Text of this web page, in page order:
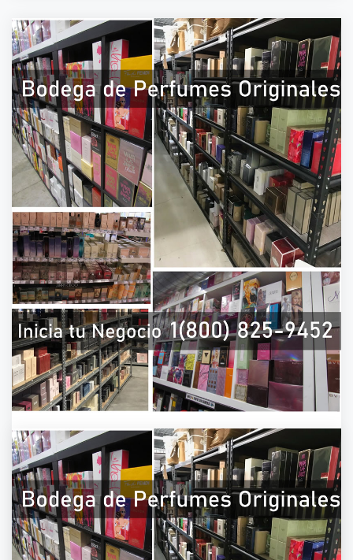
PERFUMES POR CATALOGO | 1(800) 825-
9452PERFUMES POR CATALOGO | 1(800)
825-9452PERFUMES POR CATALOGO |
1(800) 825-9452PERFUMES POR
CATALOGO | 1(800) 825-9452
OnMarch 30, 2021 Byadmin